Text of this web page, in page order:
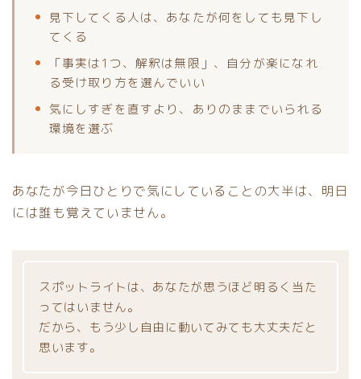
見下してくる人は、あなたが何をしても見下し
てくる
「事実は1つ、解釈は無限」、自分が楽になれ
る受け取り方を選んでいい
気にしすぎを直すより、ありのままでいられる
環境を選ぶ
あなたが今日ひとりで気にしていることの大半は、明日
には誰も覚えていません。
スポットライトは、あなたが思うほど明るく当た
ってはいません。
だから、もう少し自由に動いてみても大丈夫だと
思います。